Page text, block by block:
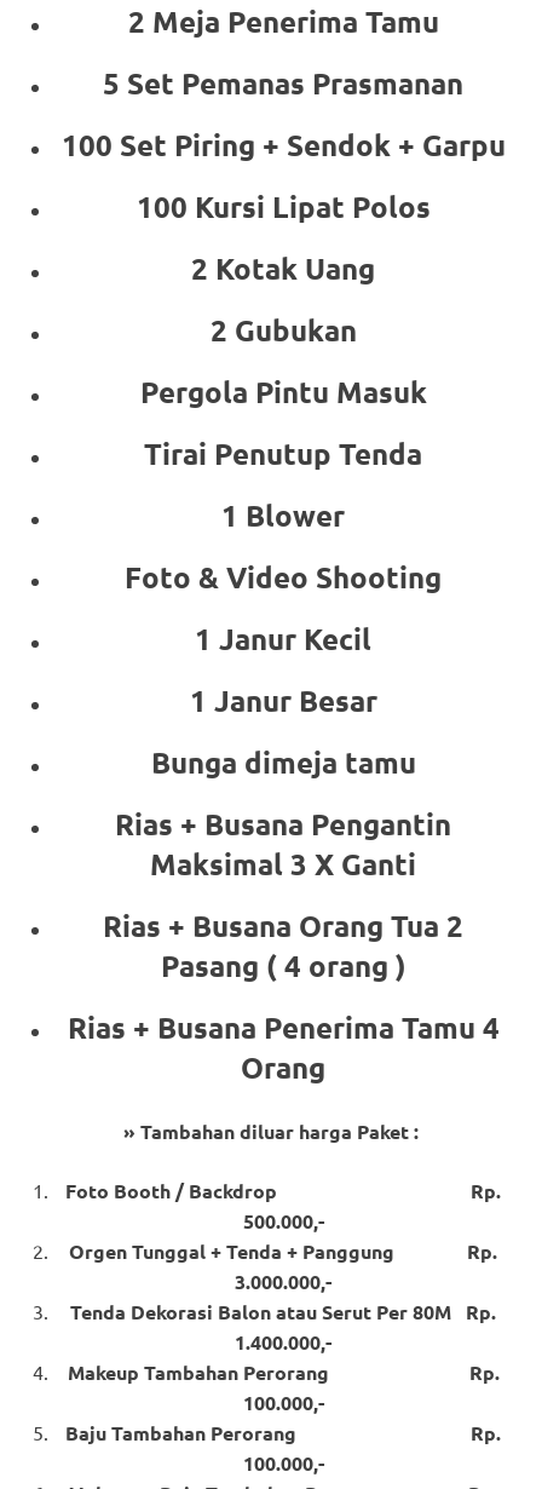
2 Meja Penerima Tamu
5 Set Pemanas Prasmanan
100 Set Piring + Sendok + Garpu
100 Kursi Lipat Polos
2 Kotak Uang
2 Gubukan
Pergola Pintu Masuk
Tirai Penutup Tenda
1 Blower
Foto & Video Shooting
1 Janur Kecil
1 Janur Besar
Bunga dimeja tamu
Rias + Busana Pengantin
Maksimal 3 X Ganti
Rias + Busana Orang Tua 2
Pasang ( 4 orang )
Rias + Busana Penerima Tamu 4
Orang
» Tambahan diluar harga Paket :
Foto Booth / Backdrop Rp.
500.000,-
Orgen Tunggal + Tenda + Panggung Rp.
3.000.000,-
Tenda Dekorasi Balon atau Serut Per 80M Rp.
1.400.000,-
Makeup Tambahan Perorang Rp.
100.000,-
Baju Tambahan Perorang Rp.
100.000,-